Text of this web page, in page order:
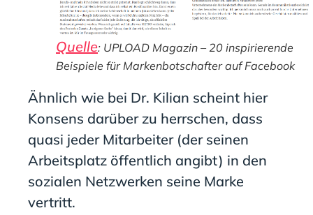
Quelle: UPLOAD Magazin – 20 inspirierende
Beispiele für Markenbotschafter auf Facebook
Ähnlich wie bei Dr. Kilian scheint hier
Konsens darüber zu herrschen, dass
quasi jeder Mitarbeiter (der seinen
Arbeitsplatz öffentlich angibt) in den
sozialen Netzwerken seine Marke
vertritt.